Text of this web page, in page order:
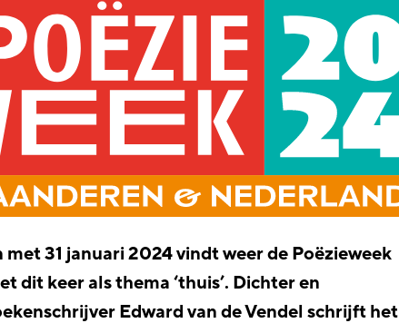
met 31 januari 2024 vindt weer de Poëzieweek
dit keer als thema ‘thuis’. Dichter en
Edward van de Vendel schrijft het